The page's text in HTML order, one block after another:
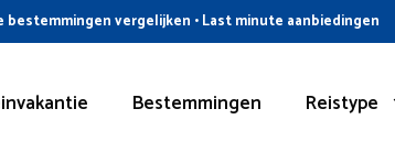
vergelijken • Last minute aanbiedingen
Bestemmingen Reistype